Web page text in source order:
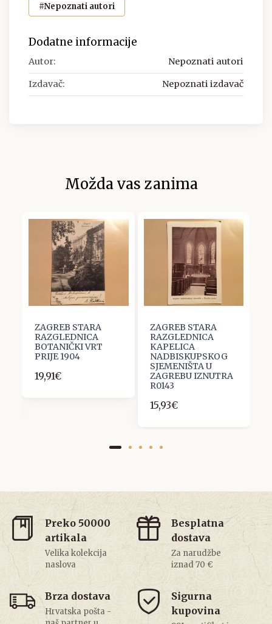
#Nepoznati autori
Dodatne informacije
Autor: Nepoznati autori
Izdavač: Nepoznati izdavač
Možda vas zanima
ZAGREB STARA
RAZGLEDNICA
BOTANIČKI VRT
PRIJE 1904
19,91€
ZAGREB STARA
RAZGLEDNICA
KAPELICA
NADBISKUPSKOG
SJEMENIŠTA U
ZAGREBU IZNUTRA
R0143
15,93€
Preko 50000
artikala
Velika kolekcija
naslova
Besplatna
dostava
Za narudžbe
iznad 70 €
Brza dostava
Hrvatska pošta -
Sigurna
kupovina